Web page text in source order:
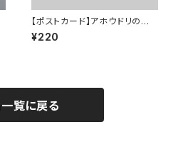
【ポストカード】アホウドリの親
子
¥220
覧に戻る